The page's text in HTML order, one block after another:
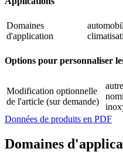
Domaines
d'application
Options pour personnaliser
Modification optionnelle
de l'article (sur demande)
Données de produits en PDF
Domaines